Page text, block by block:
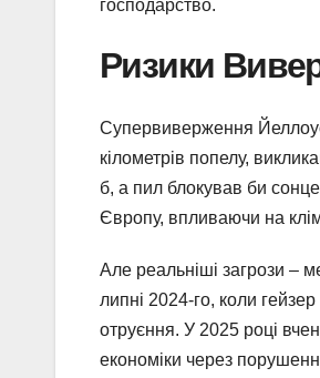
господарство.
Ризики
Супервиверження
кілометрів попелу,
б, а пил блокував би
Європу, впливаючи на
Але реальніші загрози –
липні 2024-го, коли
отруєння. У 2025 році
економіки через